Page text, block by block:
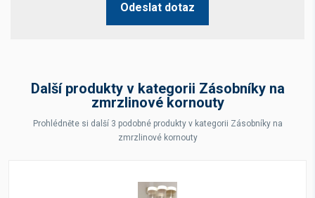
Odeslat dotaz
Další produkty v kategorii Zásobníky na
zmrzlinové kornouty
Prohlédněte si další 3 podobné produkty v kategorii Zásobníky na
zmrzlinové kornouty